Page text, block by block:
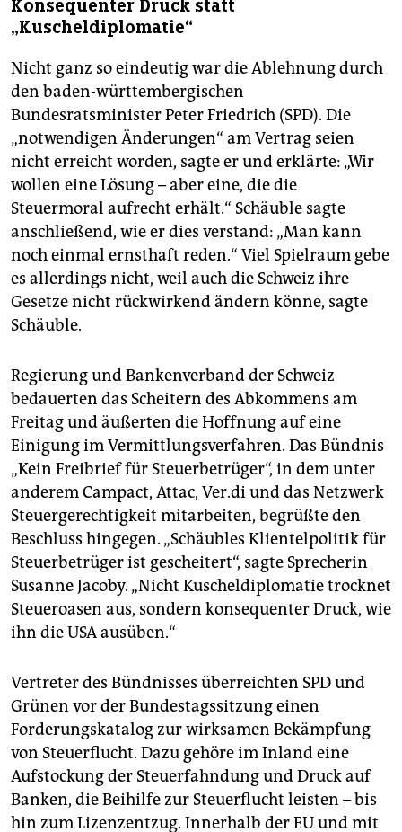
Konsequenter Druck statt
„Kuscheldiplomatie“
Nicht ganz so eindeutig war die Ablehnung durch
den baden-württembergischen
Bundesratsminister Peter Friedrich (SPD). Die
„notwendigen Änderungen“ am Vertrag seien
nicht erreicht worden, sagte er und erklärte: „Wir
wollen eine Lösung – aber eine, die die
Steuermoral aufrecht erhält.“ Schäuble sagte
anschließend, wie er dies verstand: „Man kann
noch einmal ernsthaft reden.“ Viel Spielraum gebe
es allerdings nicht, weil auch die Schweiz ihre
Gesetze nicht rückwirkend ändern könne, sagte
Schäuble.
Regierung und Bankenverband der Schweiz
bedauerten das Scheitern des Abkommens am
Freitag und äußerten die Hoffnung auf eine
Einigung im Vermittlungsverfahren. Das Bündnis
„Kein Freibrief für Steuerbetrüger“, in dem unter
anderem Campact, Attac, Ver.di und das Netzwerk
Steuergerechtigkeit mitarbeiten, begrüßte den
Beschluss hingegen. „Schäubles Klientelpolitik für
Steuerbetrüger ist gescheitert“, sagte Sprecherin
Susanne Jacoby. „Nicht Kuscheldiplomatie trocknet
Steueroasen aus, sondern konsequenter Druck, wie
ihn die USA ausüben.“
Vertreter des Bündnisses überreichten SPD und
Grünen vor der Bundestagssitzung einen
Forderungskatalog zur wirksamen Bekämpfung
von Steuerflucht. Dazu gehöre im Inland eine
Aufstockung der Steuerfahndung und Druck auf
Banken, die Beihilfe zur Steuerflucht leisten – bis
hin zum Lizenzentzug. Innerhalb der EU und mit